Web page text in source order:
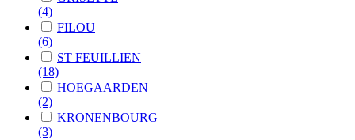
(4)
FILOU
(6)
ST FEUILLIEN
(18)
HOEGAARDEN
(2)
KRONENBOURG
(3)